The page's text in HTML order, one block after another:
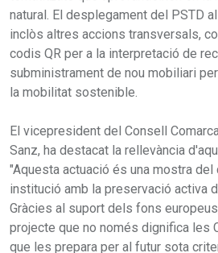
natural. El desplegament del PSTD
inclòs altres accions transversals,
codis QR per a la interpretació de
subministrament de nou mobiliari
la mobilitat sostenible.
El vicepresident del Consell
Sanz, ha destacat la rellevància
"Aquesta actuació és una mostra
institució amb la preservació activa
Gràcies al suport dels fons
projecte que no només dignifica les
que les prepara per al futur sota